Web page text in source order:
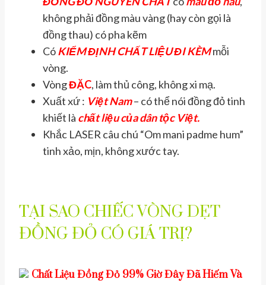
không phải đồng màu vàng (hay còn gọi là
đồng thau) có pha kẽm
CóKIỂM ĐỊNH CHẤT LIỆUĐI KÈMmỗi
vòng.
VòngĐẶC, làm thủ công, không xi mạ.
Xuất xứ : Việt Nam– có thể nói đồng đỏ tinh
khiết là chất liệu của dân tộc Việt.
Khắc LASER câu chú “Om mani padme hum”
tinh xảo, mịn, không xước tay.
TẠI SAO CHIẾC VÒNG DẸT
ĐỒNG ĐỎ CÓ GIÁ TRỊ?
Chất Liệu Đồng Đỏ 99% Giờ Đây Đã Hiếm Và